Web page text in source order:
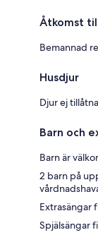
Åtkomst
Bemannad
Husdjur
Djur ej tillåtna
Barn och
Barn är
2 barn på
Extrasängar
Spjälsängar